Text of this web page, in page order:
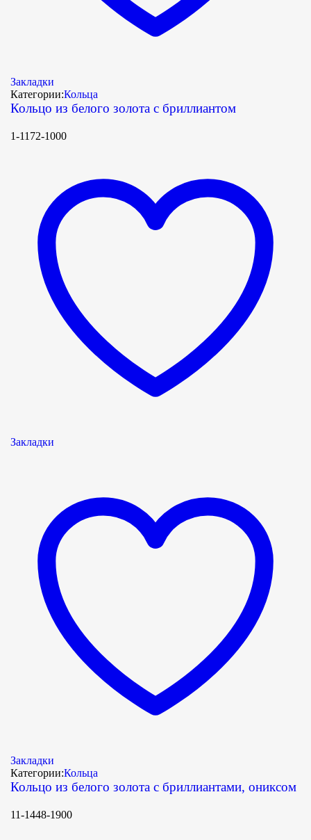
Закладки
Категории:Кольца
Кольцо из белого золота с бриллиантом
1-1172-1000
Закладки
Закладки
Категории:Кольца
Кольцо из белого золота с бриллиантами, ониксом
11-1448-1900